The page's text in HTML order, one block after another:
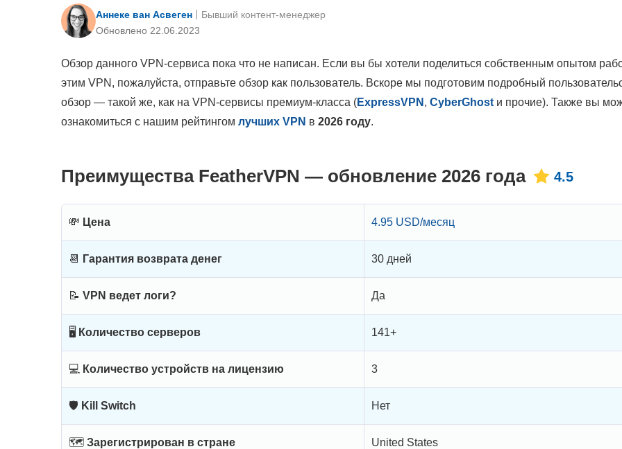
Аннеке ван Асвеген
Обновлено 22.06.2023
Бывший контент-менеджер
Обзор данного VPN-сервиса пока что не написан. Если вы бы хотели поделиться собственным опытом
этим VPN, пожалуйста, отправьте обзор как пользователь. Вскоре мы подготовим подробный
обзор — такой же, как на VPN-сервисы премиум-класса (ExpressVPN , CyberGhost и прочие). Также вы
ознакомиться с нашим рейтингом лучших VPN в 2026 году.
Преимущества FeatherVPN — обновление 2026 года 4.5
💸 Цена 4.95 USD/месяц
📆 Гарантия возврата денег 30 дней
📝 VPN ведет логи? Да
🖥 Количество серверов 141+
💻 Количество устройств на лицензию 3
🛡 Kill Switch Нет
🗺 Зарегистрирован в стране United States